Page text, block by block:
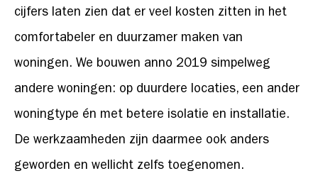
cijfers laten zien dat er veel kosten zitten in het
comfortabeler en duurzamer maken van
woningen. We bouwen anno 2019 simpelweg
andere woningen: op duurdere locaties, een ander
woningtype én met betere isolatie en installatie.
De werkzaamheden zijn daarmee ook anders
geworden en wellicht zelfs toegenomen.